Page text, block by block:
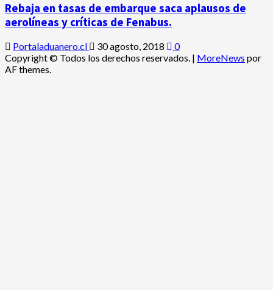
Rebaja en tasas de embarque saca aplausos de
aerolíneas y críticas de Fenabus.
Portaladuanero.cl 30 agosto, 2018
0
Copyright © Todos los derechos reservados. | MoreNews por
AF themes.